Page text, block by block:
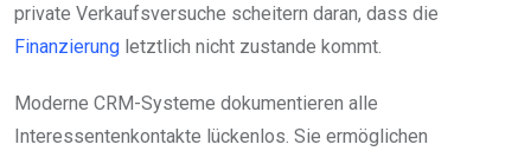
private Verkaufsversuche scheitern daran, dass die
Finanzierung letztlich nicht zustande kommt.
Moderne CRM-Systeme dokumentieren alle
Interessentenkontakte lückenlos. Sie ermöglichen